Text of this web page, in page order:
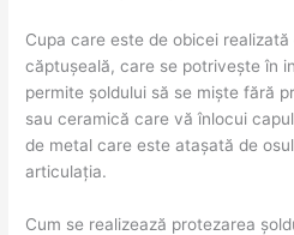
Cupa care este de obicei
căptușeală, care se potrivește în
permite șoldului să se miște fără
sau ceramică care vă înlocui
de metal care este atașată de
articulația.
Cum se realizează protezarea